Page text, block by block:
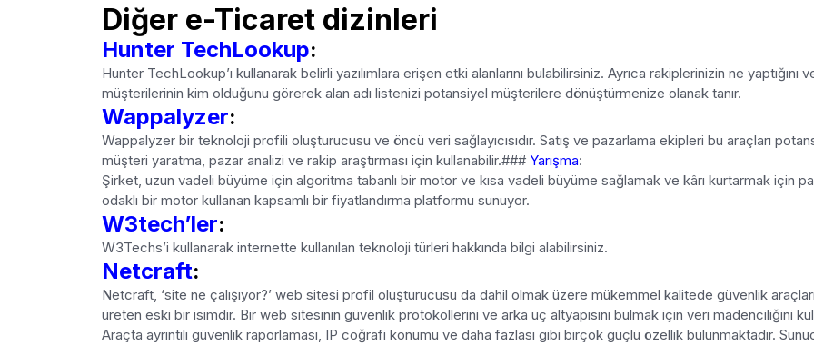
Diğer e-Ticaret dizinleri
Hunter TechLookup:
Hunter TechLookup’ı kullanarak belirli yazılımlara erişen etki alanlarını bulabilirsiniz. Ayrıca rakiplerinizin ne yaptığını
müşterilerinin kim olduğunu görerek alan adı listenizi potansiyel müşterilere dönüştürmenize olanak tanır.
Wappalyzer:
Wappalyzer bir teknoloji profili oluşturucusu ve öncü veri sağlayıcısıdır. Satış ve pazarlama ekipleri bu araçları
müşteri yaratma, pazar analizi ve rakip araştırması için kullanabilir.### Yarışma:
Şirket, uzun vadeli büyüme için algoritma tabanlı bir motor ve kısa vadeli büyüme sağlamak ve kârı kurtarmak için
odaklı bir motor kullanan kapsamlı bir fiyatlandırma platformu sunuyor.
W3tech’ler:
W3Techs’i kullanarak internette kullanılan teknoloji türleri hakkında bilgi alabilirsiniz.
Netcraft:
Netcraft, ‘site ne çalışıyor?’ web sitesi profil oluşturucusu da dahil olmak üzere mükemmel kalitede güvenlik
üreten eski bir isimdir. Bir web sitesinin güvenlik protokollerini ve arka uç altyapısını bulmak için veri madenciliğini
Araçta ayrıntılı güvenlik raporlaması, IP coğrafi konumu ve daha fazlası gibi birçok güçlü özellik bulunmaktadır.